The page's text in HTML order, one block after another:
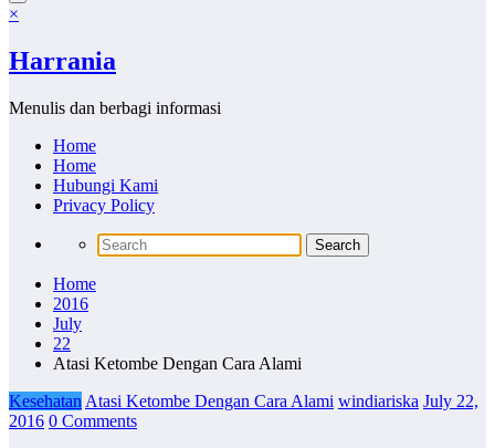
×
Harrania
Menulis dan berbagi informasi
Home
Home
Hubungi Kami
Privacy Policy
Home
2016
July
22
Atasi Ketombe Dengan Cara Alami
Kesehatan Atasi Ketombe Dengan Cara Alami windiariska July 22,
2016 0 Comments